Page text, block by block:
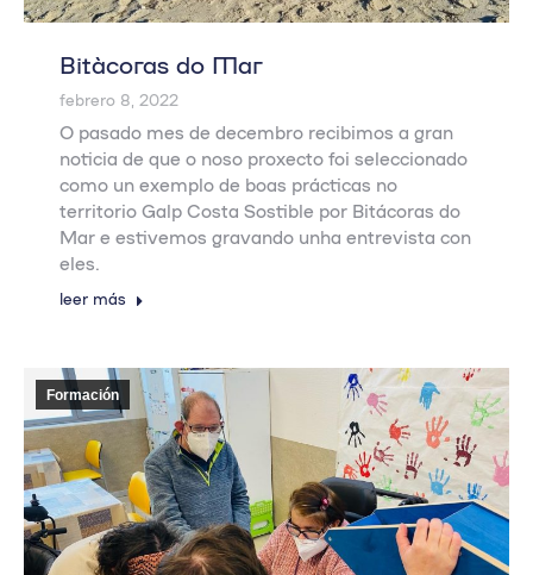
Bitácoras do Mar
febrero 8, 2022
O pasado mes de decembro recibimos a gran
noticia de que o noso proxecto foi seleccionado
como un exemplo de boas prácticas no
territorio Galp Costa Sostible por Bitácoras do
Mar e estivemos gravando unha entrevista con
eles.
leer más
Formación